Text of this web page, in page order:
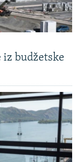
budžetske